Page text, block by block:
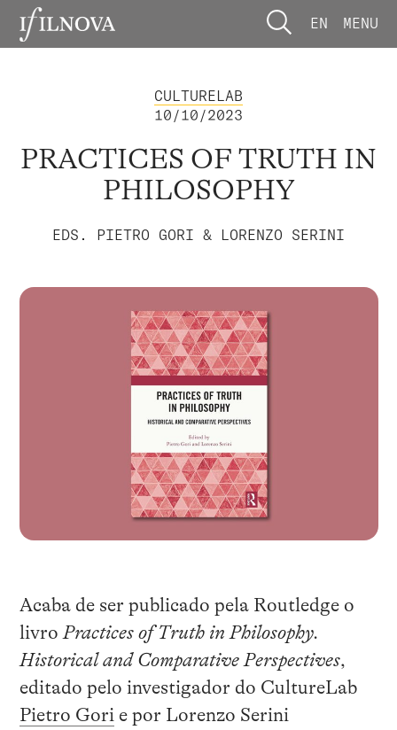
EN MENU
CULTURELAB
10/10/2023
PRACTICES OF TRUTH IN
PHILOSOPHY
EDS. PIETRO GORI & LORENZO SERINI
Acaba de ser publicado pela Routledge o
livroPractices of Truth in Philosophy.
Historical and Comparative Perspectives,
editado pelo investigador do CultureLab
Pietro Gorie por Lorenzo Serini